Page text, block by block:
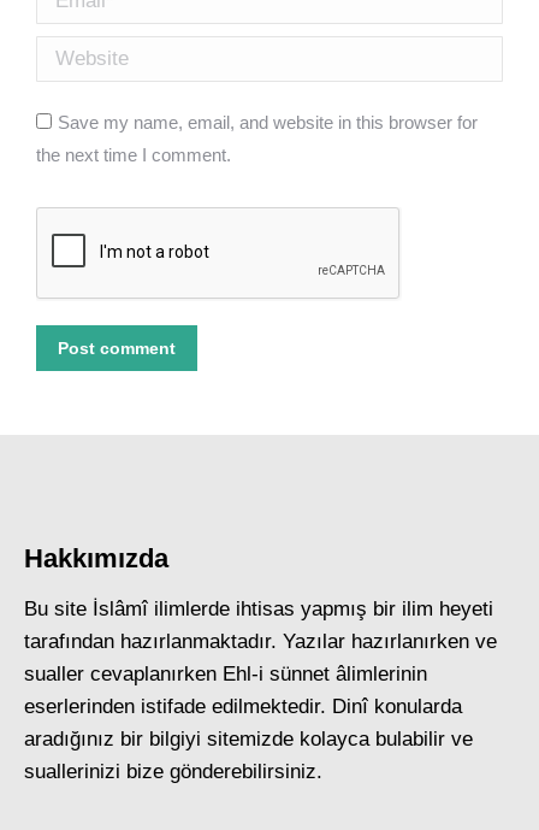
Website
Save my name, email, and website in this browser for
the next time I comment.
Post comment
Hakkımızda
Bu site İslâmî ilimlerde ihtisas yapmış bir ilim heyeti
tarafından hazırlanmaktadır. Yazılar hazırlanırken ve
sualler cevaplanırken Ehl-i sünnet âlimlerinin
eserlerinden istifade edilmektedir. Dinî konularda
aradığınız bir bilgiyi sitemizde kolayca bulabilir ve
suallerinizi bize gönderebilirsiniz.